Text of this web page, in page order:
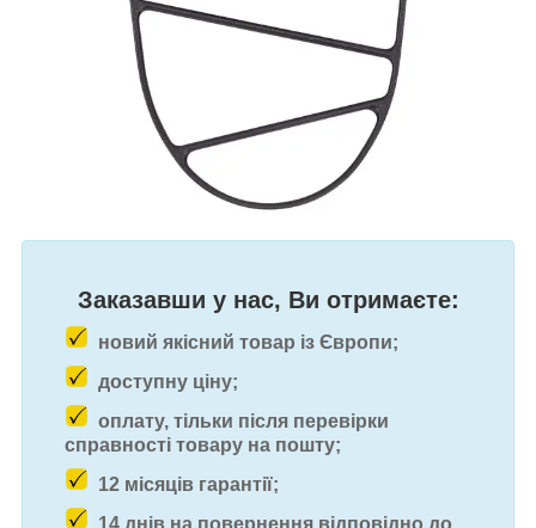
Заказавши у нас, Ви отримаєте:
новий якісний товар із Європи;
доступну ціну;
оплату, тільки після перевірки
справності товару на пошту;
12 місяців гарантії;
14 днів на повернення відповідно до